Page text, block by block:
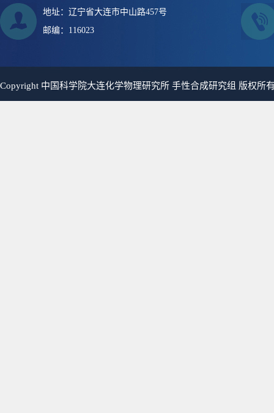
地址：辽宁省大连市中山路457号
邮编：116023
Copyright 中国科学院大连化学物理研究所 手性合成研究组 版权所